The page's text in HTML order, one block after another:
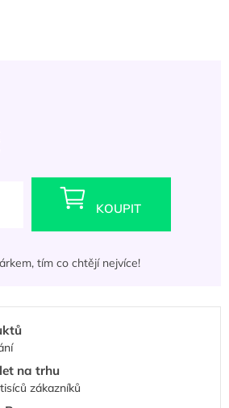
KOUPIT
tím co chtějí nejvíce!
na trhu
zákazníků